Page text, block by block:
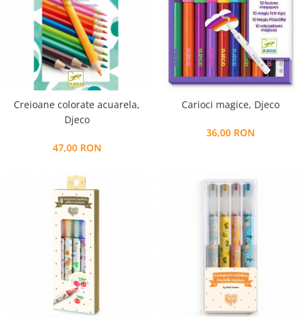
Creioane colorate acuarela,
Djeco
47,00 RON
Carioci magice, Djeco
36,00 RON